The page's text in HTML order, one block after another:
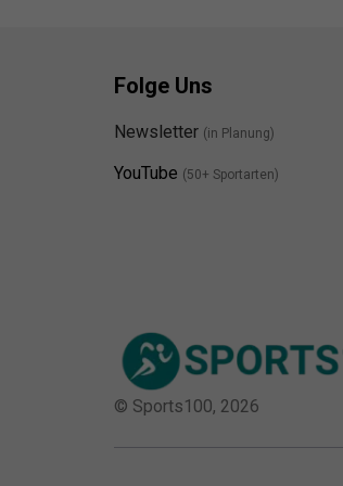
Folge Uns
Newsletter (in Planung)
YouTube (50+ Sportarten)
© Sports100, 2026